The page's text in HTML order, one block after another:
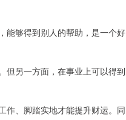
能够得到别人的帮助，是一个好
但另一方面，在事业上可以得到
作、脚踏实地才能提升财运。同